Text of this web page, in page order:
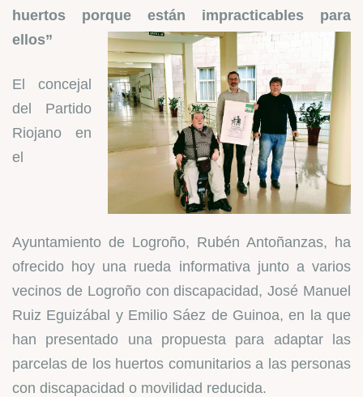
huertos porque están impracticables para
ellos”
El concejal
del Partido
Riojano en
el
Ayuntamiento de Logroño, Rubén Antoñanzas, ha
ofrecido hoy una rueda informativa junto a varios
vecinos de Logroño con discapacidad, José Manuel
Ruiz Eguizábal y Emilio Sáez de Guinoa, en la que
han presentado una propuesta para adaptar las
parcelas de los huertos comunitarios a las personas
con discapacidad o movilidad reducida.